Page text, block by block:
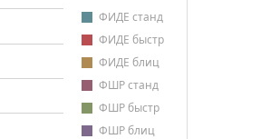
ФИДЕ станд
ФИДЕ быстр
ФИДЕ блиц
ФШР станд
ФШР быстр
ФШР блиц